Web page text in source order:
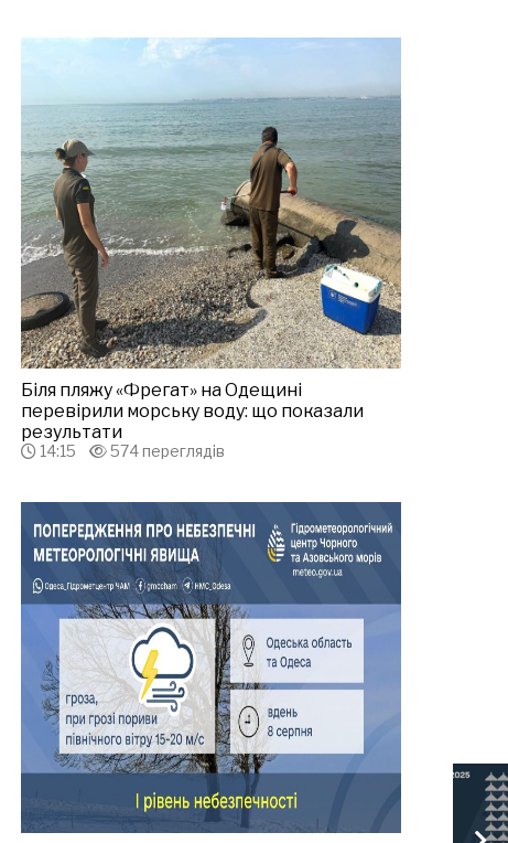
Біля пляжу «Фрегат» на Одещині
перевірили морську воду: що показали
результати
14:15 574 переглядів